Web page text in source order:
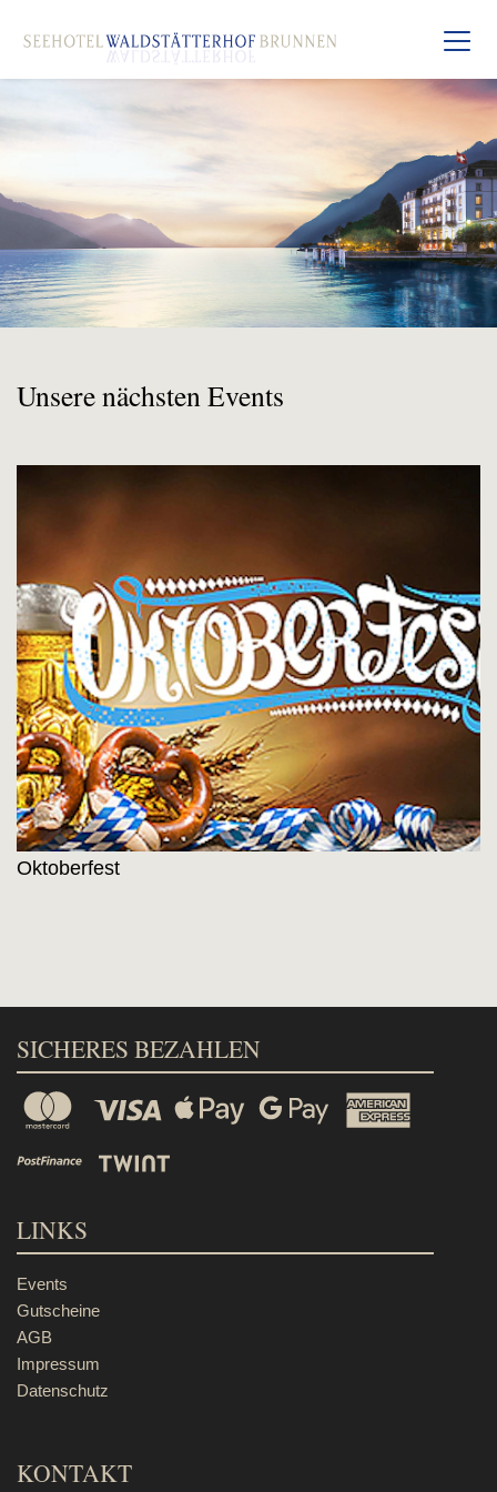
Unsere nächsten Events
Oktoberfest
SICHERES BEZAHLEN
LINKS
Events
Gutscheine
AGB
Impressum
Datenschutz
KONTAKT